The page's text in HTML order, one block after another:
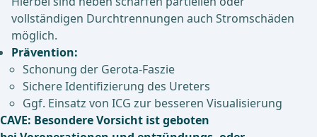
vollständigen Durchtrennungen auch Stromschäden
möglich.
Prävention:
Schonung der Gerota-Faszie
Sichere Identifizierung des Ureters
Ggf. Einsatz von ICG zur besseren Visualisierung
CAVE: Besondere Vorsicht ist geboten